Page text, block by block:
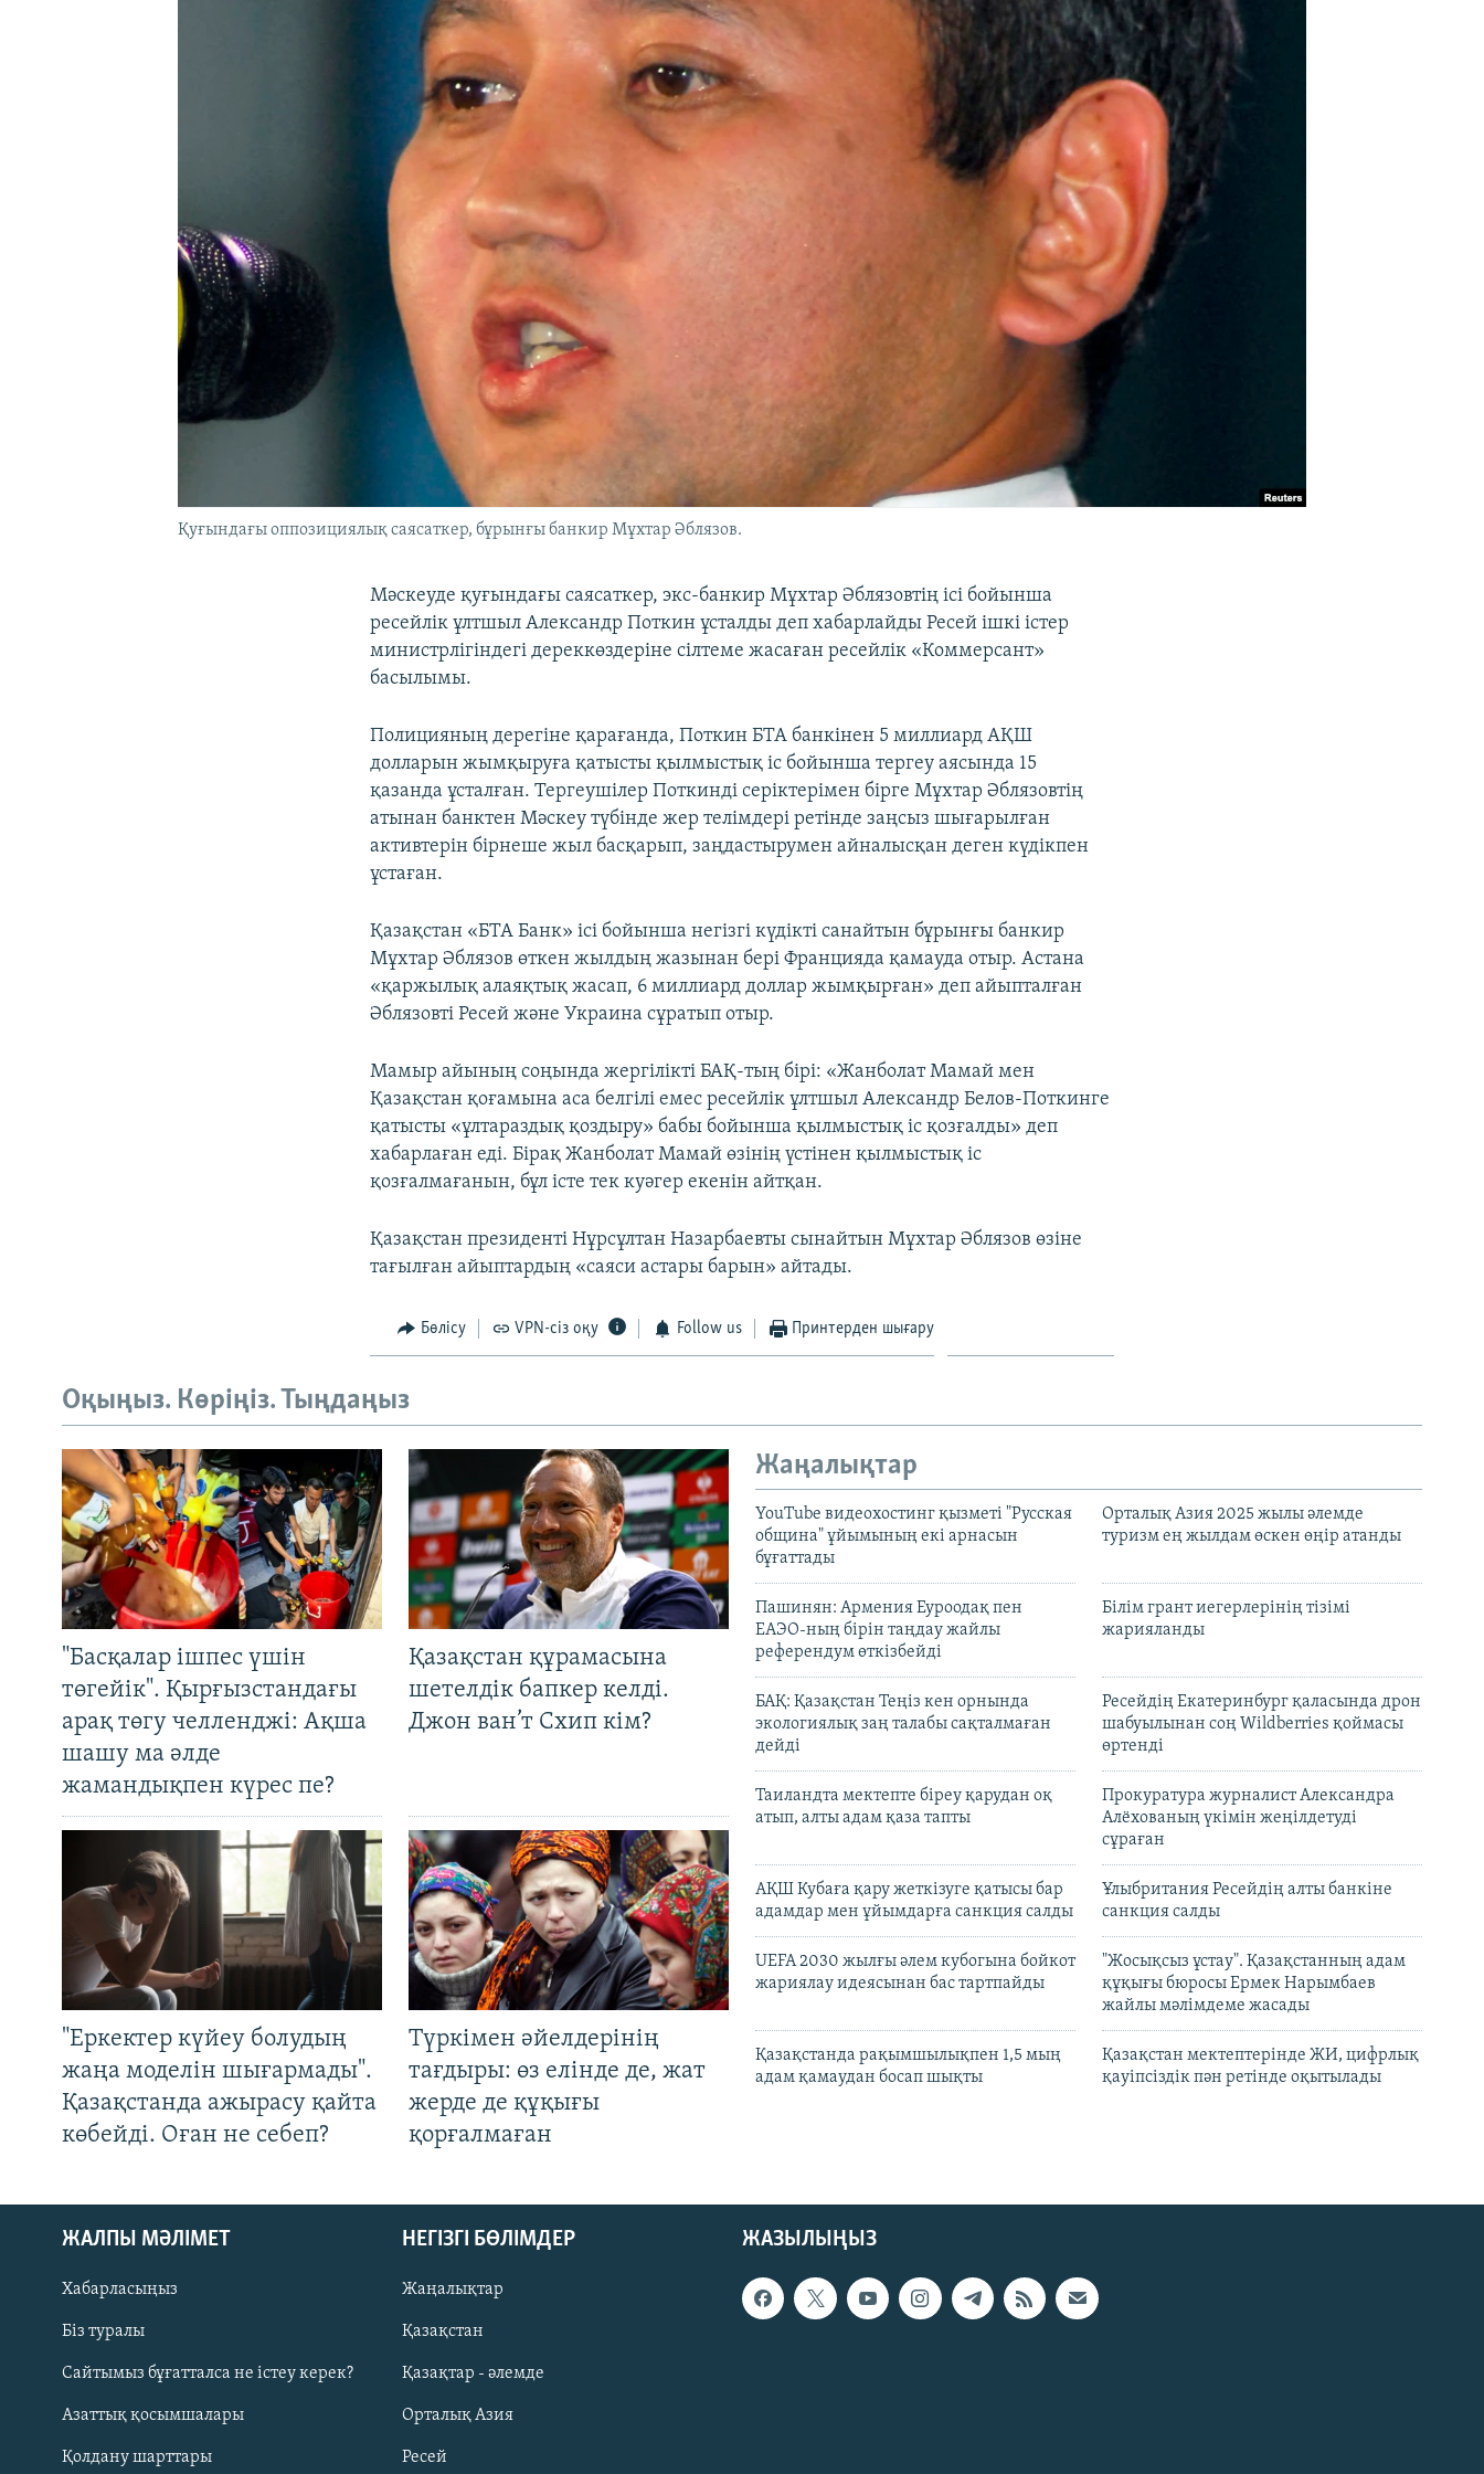
Русский
ЖАЗЫЛЫҢЫЗ
Қуғындағы оппозициялық саясаткер, бұрынғы банкир Мұхтар Әблязов.
Мәскеуде қуғындағы саясаткер, экс-банкир Мұхтар Әблязовтің ісі бойынша
ресейлік ұлтшыл Александр Поткин ұсталды деп хабарлайды Ресей ішкі істер
министрлігіндегі дереккөздеріне сілтеме жасаған ресейлік «Коммерсант»
басылымы.
Полицияның дерегіне қарағанда, Поткин БТА банкінен 5 миллиард АҚШ
долларын жымқыруға қатысты қылмыстық іс бойынша тергеу аясында 15
қазанда ұсталған. Тергеушілер Поткинді серіктерімен бірге Мұхтар Әблязовтің
атынан банктен Мәскеу түбінде жер телімдері ретінде заңсыз шығарылған
активтерін бірнеше жыл басқарып, заңдастырумен айналысқан деген күдікпен
ұстаған.
Қазақстан «БТА Банк» ісі бойынша негізгі күдікті санайтын бұрынғы банкир
Мұхтар Әблязов өткен жылдың жазынан бері Францияда қамауда отыр. Астана
«қаржылық алаяқтық жасап, 6 миллиард доллар жымқырған» деп айыпталған
Әблязовті Ресей және Украина сұратып отыр.
Мамыр айының соңында жергілікті БАҚ-тың бірі: «Жанболат Мамай мен
Қазақстан қоғамына аса белгілі емес ресейлік ұлтшыл Александр Белов-Поткинге
қатысты «ұлтараздық қоздыру» бабы бойынша қылмыстық іс қозғалды» деп
хабарлаған еді. Бірақ Жанболат Мамай өзінің үстінен қылмыстық іс
қозғалмағанын, бұл істе тек куәгер екенін айтқан.
Қазақстан президенті Нұрсұлтан Назарбаевты сынайтын Мұхтар Әблязов өзіне
тағылған айыптардың «саяси астары барын» айтады.
Бөлісу VPN-сіз оқу Follow us Принтерден шығару
Оқыңыз. Көріңіз. Тыңдаңыз
"Басқалар ішпес үшін
төгейік". Қырғызстандағы
арақ төгу челленджі: Ақша
шашу ма әлде
жамандықпен күрес пе?
Қазақстан құрамасына
шетелдік бапкер келді.
Джон ван’т Схип кім?
"Еркектер күйеу болудың
жаңа моделін шығармады".
Қазақстанда ажырасу қайта
көбейді. Оған не себеп?
Түркімен әйелдерінің
тағдыры: өз елінде де, жат
жерде де құқығы
қорғалмаған
Жаңалықтар
YouTube видеохостинг қызметі "Русская
община" ұйымының екі арнасын
бұғаттады
Орталық Азия 2025 жылы әлемде
туризм ең жылдам өскен өңір атанды
Пашинян: Армения Еуроодақ пен
ЕАЭО-ның бірін таңдау жайлы
референдум өткізбейді
Білім грант иегерлерінің тізімі
жарияланды
БАҚ: Қазақстан Теңіз кен орнында
экологиялық заң талабы сақталмаған
дейді
Ресейдің Екатеринбург қаласында дрон
шабуылынан соң Wildberries қоймасы
өртенді
Таиландта мектепте біреу қарудан оқ
атып, алты адам қаза тапты
Прокуратура журналист Александра
Алёхованың үкімін жеңілдетуді
сұраған
АҚШ Кубаға қару жеткізуге қатысы бар
адамдар мен ұйымдарға санкция салды
Ұлыбритания Ресейдің алты банкіне
санкция салды
UEFA 2030 жылғы әлем кубогына бойкот
жариялау идеясынан бас тартпайды
"Жосықсыз ұстау". Қазақстанның адам
құқығы бюросы Ермек Нарымбаев
жайлы мәлімдеме жасады
Қазақстанда рақымшылықпен 1,5 мың
адам қамаудан босап шықты
Қазақстан мектептерінде ЖИ, цифрлық
қауіпсіздік пән ретінде оқытылады
ЖАЗЫЛЫҢЫЗ
ЖАЛПЫ МӘЛІМЕТ
Хабарласыңыз
Біз туралы
Сайтымыз бұғатталса не істеу керек?
Азаттық қосымшалары
Қолдану шарттары
НЕГІЗГІ БӨЛІМДЕР
Жаңалықтар
Қазақстан
Қазақтар - әлемде
Орталық Азия
Ресей